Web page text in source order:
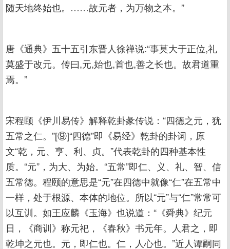
随天地终始也。……故元者，为万物之本。”
唐《通典》五十五引东晋人徐禅说:“事莫大于正位,礼
莫盛于改元。传曰,元,始也,首也,善之长也。故君道重
焉。”
宋程颐《伊川易传》解释乾卦彖传说：“四德之元，犹
五常之仁。”[⑨]“四德”即《易经》乾卦的卦词，原
文“乾，元、亨、利、贞。”代表乾卦的四种基本性
质。“元”，为大、为始。“五常”即仁、义、礼、智、信
五常德。程颐的意思是“元”在四德中就像“仁”在五常中
一样，处于根源、本体的地位。所以“元”与“仁”常常可
以互训。如王应麟《玉海》也说道：“《舜典》纪元
日，《商训》称元祀，《春秋》书元年。人君之，即
乾坤之元也。元，即仁也。仁，人心也。”近人谭嗣同